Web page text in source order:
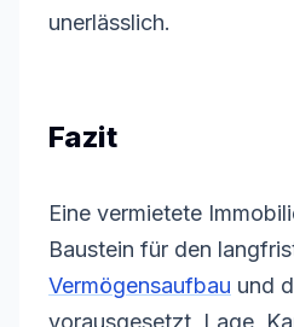
unerlässlich.
Fazit
Eine vermietete
Baustein für den
Vermögensaufbau und
vorausgesetzt, Lage,